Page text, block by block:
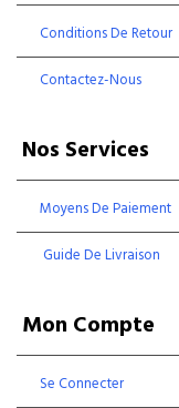
Conditions De Retour
Contactez-Nous
Nos Services
Moyens De Paiement
Guide De Livraison
Mon Compte
Se Connecter